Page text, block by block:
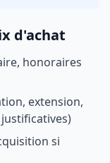
d'achat
honoraires
extension,
si